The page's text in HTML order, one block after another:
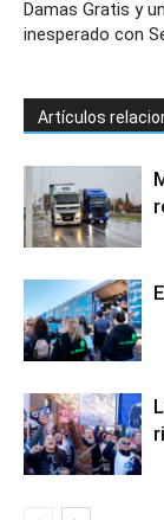
Damas Gratis y
inesperado con
Artículos